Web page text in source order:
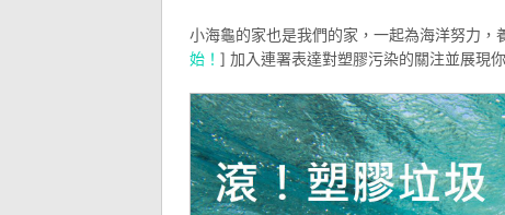
小海龜的家也是我們的家，一起為海洋努力
始！ ] 加入連署表達對塑膠污染的關注並展現